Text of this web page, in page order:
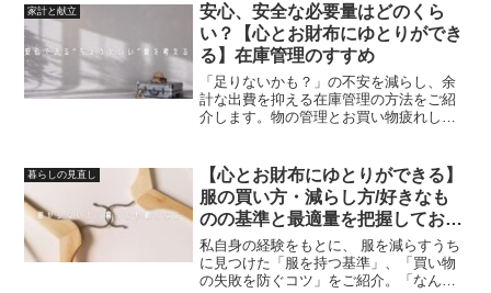
を確実に受け取る手順をわかりやすくま
とめました。
家計と献立
安心、安全な必要量はどのくら
い？【心とお財布にゆとりができ
る】在庫管理のすすめ
「足りないかも？」の不安を減らし、余
計な出費を抑える在庫管理の方法をご紹
介します。物の管理とお買い物疲れして
暮らしの見直し
【心とお財布にゆとりができる】
服の買い方・減らし方/好きなも
のの基準と最適量を把握してお気
に入りをもっと大事にする提案
私自身の経験をもとに、 服を減らすうち
に見つけた「服を持つ基準」、「買い物
の失敗を防ぐコツ」をご紹介。「なんと